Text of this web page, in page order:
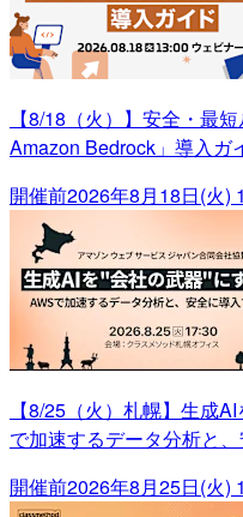
【8/18（火）】安全・最
Amazon Bedrock」導入ガ
開催前2026年8月18日(火)
【8/25（火）札幌】生成
で加速するデータ分析と
開催前2026年8月25日(火)